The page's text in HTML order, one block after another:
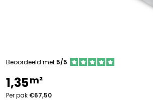
Beoordeeld met 5/5
1,35m²
Per pak €67,50